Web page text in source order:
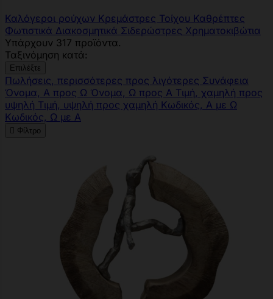
Καλόγεροι ρούχων Κρεμάστρες Τοίχου Καθρέπτες
Φωτιστικά Διακοσμητικά Σιδερώστρες Χρηματοκιβώτια
Υπάρχουν 317 προϊόντα.
Ταξινόμηση κατά:
Επιλέξτε
Πωλήσεις, περισσότερες προς λιγότερες Συνάφεια
Όνομα, Α προς Ω Όνομα, Ω προς Α Τιμή, χαμηλή προς
υψηλή Τιμή, υψηλή προς χαμηλή Κωδικός, Α με Ω
Κωδικός, Ω με Α
 Φίλτρο